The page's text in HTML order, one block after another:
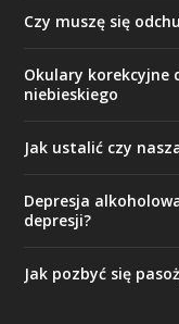
Czy muszę się
Okulary korekcyjne
niebieskiego
Jak ustalić czy
Depresja
depresji?
Jak pozbyć się